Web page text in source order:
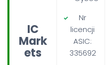
IC
Mark
ets
Nr
licencji
ASIC:
335692